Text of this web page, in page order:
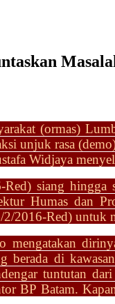
(ormas)
unjuk rasa
Widjaya
siang
Humas dan
2016-Red) untuk
mengatakan
berada di
tuntutan
BP Batam.